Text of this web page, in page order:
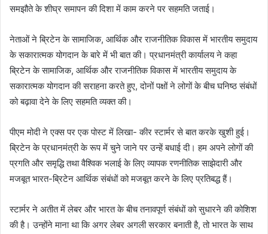
समझौते के शीघ्र समापन की दिशा में काम करने पर सहमति जताई।
नेताओं ने ब्रिटेन के सामाजिक, आर्थिक और राजनीतिक विकास में भारतीय समुदाय
के सकारात्मक योगदान के बारे में भी बात की। प्रधानमंत्री कार्यालय ने कहा
ब्रिटेन के सामाजिक, आर्थिक और राजनीतिक विकास में भारतीय समुदाय के
सकारात्मक योगदान की सराहना करते हुए, दोनों पक्षों ने लोगों के बीच घनिष्ठ संबंधों
को बढ़ावा देने के लिए सहमति व्यक्त की।
पीएम मोदी ने एक्स पर एक पोस्ट में लिखा- कीर स्टार्मर से बात करके खुशी हुई।
ब्रिटेन के प्रधानमंत्री के रूप में चुने जाने पर उन्हें बधाई दी। हम अपने लोगों की
प्रगति और समृद्धि तथा वैश्विक भलाई के लिए व्यापक रणनीतिक साझेदारी और
मजबूत भारत-ब्रिटेन आर्थिक संबंधों को मजबूत करने के लिए प्रतिबद्ध हैं।
स्टार्मर ने अतीत में लेबर और भारत के बीच तनावपूर्ण संबंधों को सुधारने की कोशिश
की है। उन्होंने माना था कि अगर लेबर अगली सरकार बनाती है, तो भारत के साथ